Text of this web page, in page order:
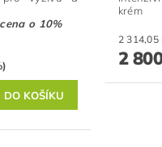
o 10%
krém
2